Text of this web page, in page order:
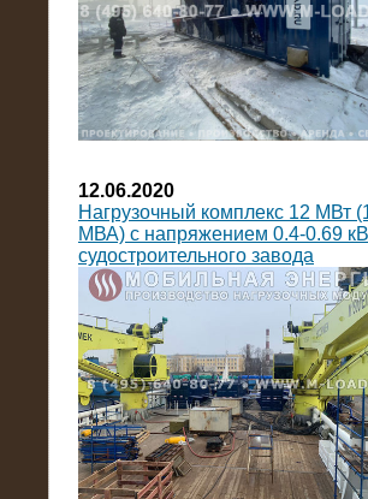
12.06.2020
Нагрузочный комплекс 12 МВт
МВА) с напряжением 0.4-0.69
судостроительного завода